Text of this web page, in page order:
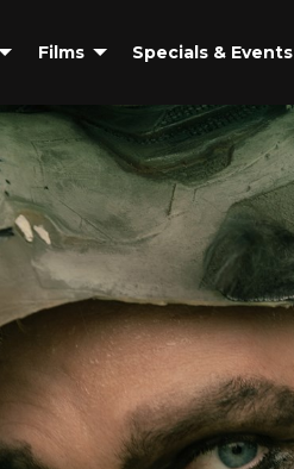
Films Specials & Events